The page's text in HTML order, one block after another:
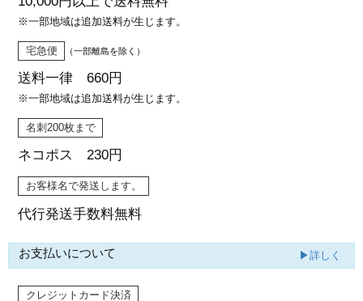
※一部地域は追加送料が生じます。
宅急便 （一部離島を除く）
送料一律 660円
※一部地域は追加送料が生じます。
名刺200枚まで
ネコポス 230円
お客様名で発送します。
代行発送手数料無料
お支払いについて ▶詳しく
クレジットカード決済